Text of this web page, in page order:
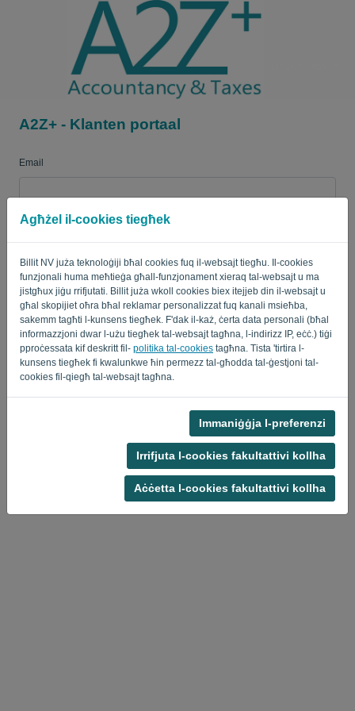
Agħżel il-cookies tiegħek
Billit NV juża teknoloġiji bħal cookies fuq il-websajt tiegħu. Il-cookies
funzjonali huma meħtieġa għall-funzjonament xieraq tal-websajt u ma
jistgħux jiġu rrifjutati. Billit juża wkoll cookies biex itejjeb din il-websajt u
għal skopijiet oħra bħal reklamar personalizzat fuq kanali msieħba,
sakemm tagħti l-kunsens tiegħek. F'dak il-każ, ċerta data personali (bħal
informazzjoni dwar l-użu tiegħek tal-websajt tagħna, l-indirizz IP, eċċ.) tiġi
pproċessata kif deskritt fil- politika tal-cookies tagħna. Tista 'tirtira l-
kunsens tiegħek fi kwalunkwe ħin permezz tal-għodda tal-ġestjoni tal-
cookies fil-qiegħ tal-websajt tagħna.
Immaniġġja l-preferenzi
Irrifjuta l-cookies fakultattivi kollha
Aċċetta l-cookies fakultattivi kollha
A2Z+ - Klanten portaal
Email
Password
Fakkarni Password minsija?
SINJAL
Termini u Kundizzjonijiet